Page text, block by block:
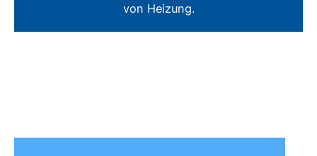
von Heizung.